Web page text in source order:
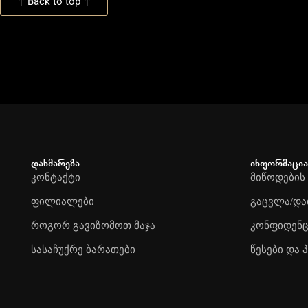
დახმარება
კონტაქტი
ფილიალები
როგორ გავიზომოთ მაჯა
სასაჩუქრე ბარათები
ინფორმაცია
მიწოდების
გაცვლა/
წესები და